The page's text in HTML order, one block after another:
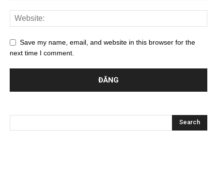
Save my name, email, and website in this browser for the
next time I comment.